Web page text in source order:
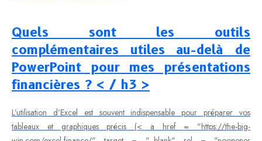
Quels sont les outils
complémentaires utiles au-delà de
PowerPoint pour mes présentations
financières ? < / h3 >
L’utilisation d’Excel est souvent indispensable pour préparer vos
tableaux et graphiques précis (< a href = "https://the-big-